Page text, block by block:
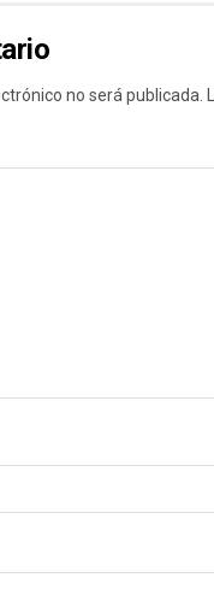
no será publicada.